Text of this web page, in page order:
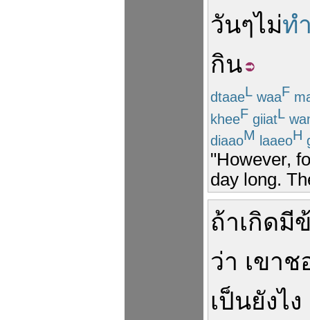
วันๆไม่ท
กิน
dtaaeL waaF
kheeF giiatL
diaaoM laaeoH
"However,
day long.
ถ้าเกิดมี
ว่า เขาช
เป็นยังไง